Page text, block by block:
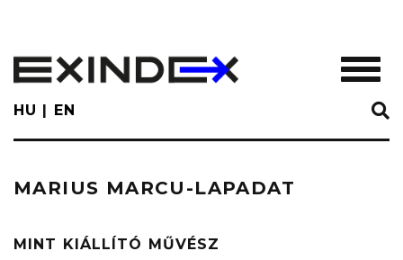
main
content
HU EN
MARIUS MARCU-LAPADAT
MINT KIÁLLÍTÓ MŰVÉSZ